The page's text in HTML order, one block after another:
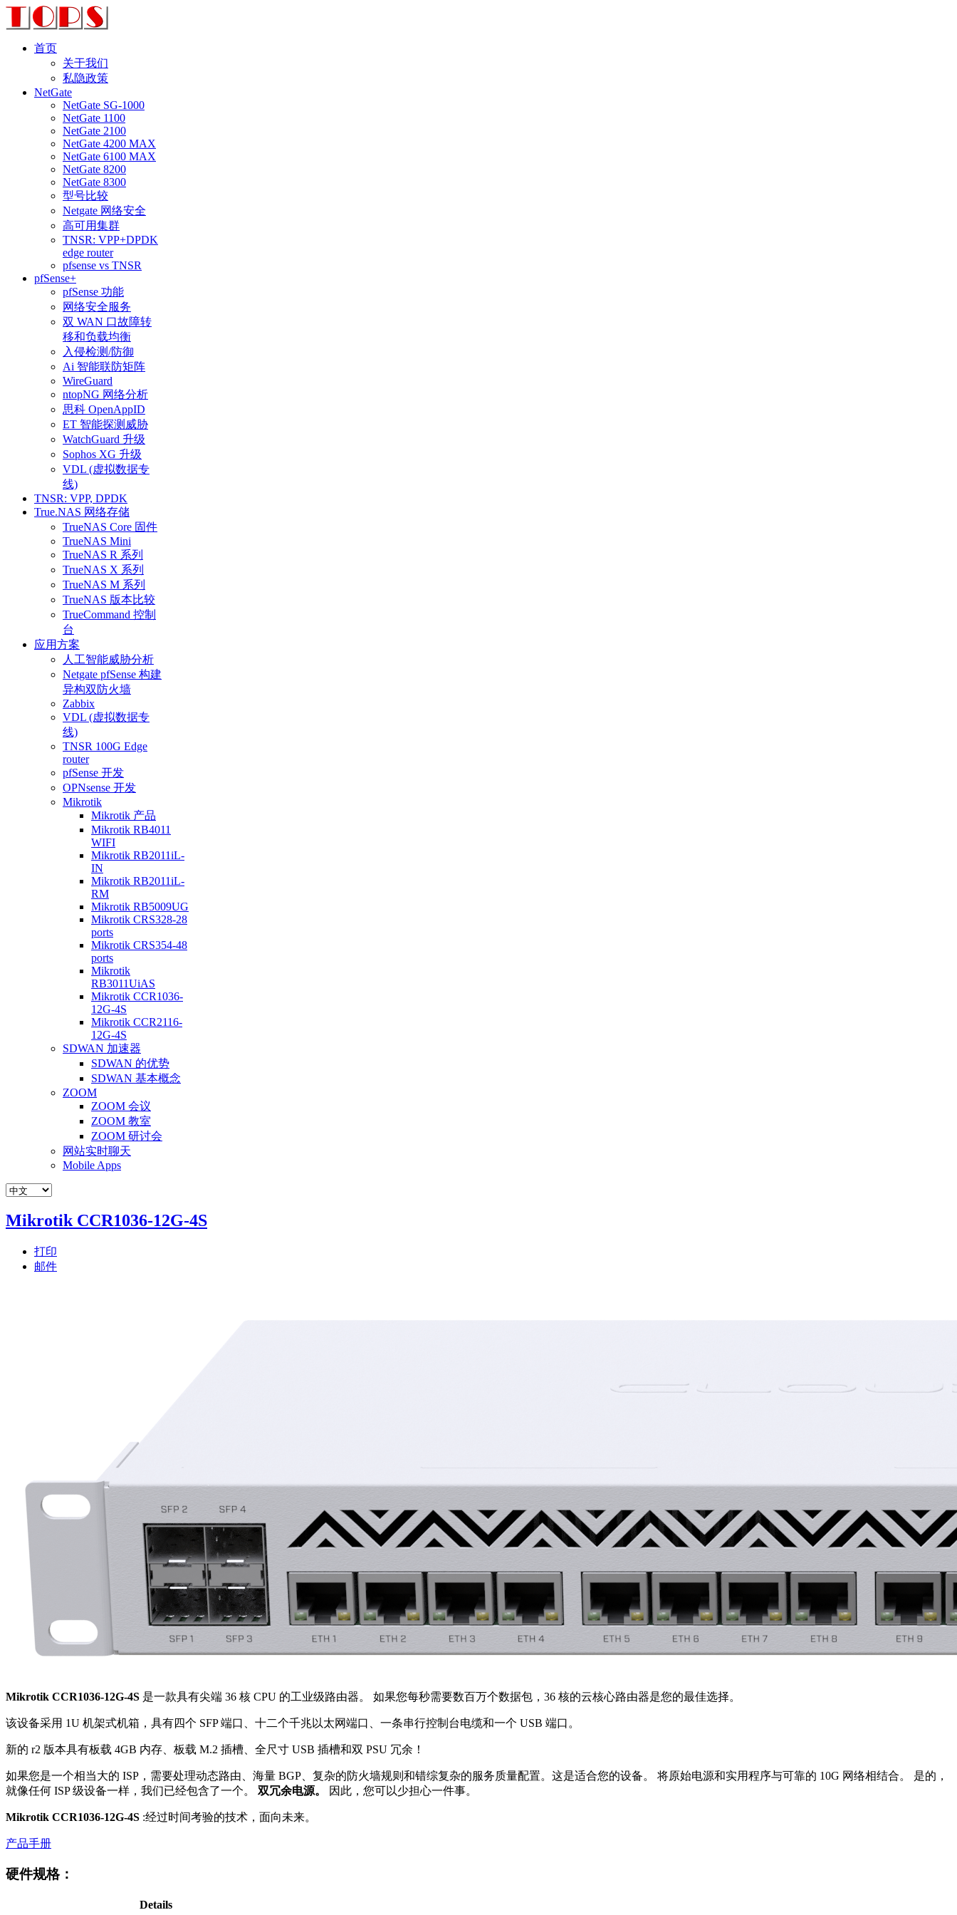
首页
关于我们
私隐政策
NetGate
NetGate SG-1000
NetGate 1100
NetGate 2100
NetGate 4200 MAX
NetGate 6100 MAX
NetGate 8200
NetGate 8300
型号比较
Netgate 网络安全
高可用集群
TNSR: VPP+DPDK
edge router
pfsense vs TNSR
pfSense+
pfSense 功能
网络安全服务
双 WAN 口故障转
移和负载均衡
入侵检测/防御
Ai 智能联防矩阵
WireGuard
ntopNG 网络分析
思科 OpenAppID
ET 智能探测威胁
WatchGuard 升级
Sophos XG 升级
VDL (虚拟数据专
线)
TNSR: VPP, DPDK
True.NAS 网络存储
TrueNAS Core 固件
TrueNAS Mini
TrueNAS R 系列
TrueNAS X 系列
TrueNAS M 系列
TrueNAS 版本比较
TrueCommand 控制
台
应用方案
人工智能威胁分析
Netgate pfSense 构建
异构双防火墙
Zabbix
VDL (虚拟数据专
线)
TNSR 100G Edge
router
pfSense 开发
OPNsense 开发
Mikrotik
Mikrotik 产品
Mikrotik RB4011
WIFI
Mikrotik RB2011iL-
IN
Mikrotik RB2011iL-
RM
Mikrotik RB5009UG
Mikrotik CRS328-28
ports
Mikrotik CRS354-48
ports
Mikrotik
RB3011UiAS
Mikrotik CCR1036-
12G-4S
Mikrotik CCR2116-
12G-4S
SDWAN 加速器
SDWAN 的优势
SDWAN 基本概念
ZOOM
ZOOM 会议
ZOOM 教室
ZOOM 研讨会
网站实时聊天
Mobile Apps
Mikrotik CCR1036-12G-4S
打印
邮件
Mikrotik CCR1036-12G-4S 是一款具有尖端 36 核 CPU 的工业级路由器。 如果您每秒需要数百万个数据包，36 核的云核心路由器是您的最佳选择。
该设备采用 1U 机架式机箱，具有四个 SFP 端口、十二个千兆以太网端口、一条串行控制台电缆和一个 USB 端口。
新的 r2 版本具有板载 4GB 内存、板载 M.2 插槽、全尺寸 USB 插槽和双 PSU 冗余！
如果您是一个相当大的 ISP，需要处理动态路由、海量 BGP、复杂的防火墙规则和错综复杂的服务质量配置。这是适合您的设备。 将原始电源和实用程序与可靠的 10G 网络相结合。 是的，
就像任何 ISP 级设备一样，我们已经包含了一个。 双冗余电源。 因此，您可以少担心一件事。
Mikrotik CCR1036-12G-4S :经过时间考验的技术，面向未来。
产品手册
硬件规格：
Details